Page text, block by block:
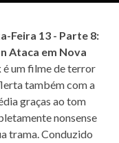
Feira 13 - Parte 8:
Ataca em Nova
é um filme de terror
também com a
graças ao tom
nonsense
trama. Conduzido